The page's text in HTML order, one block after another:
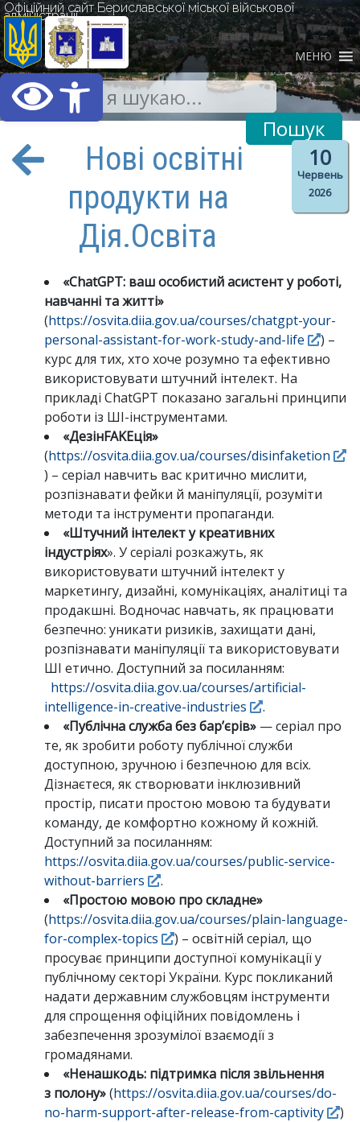
Відкрити Панель
Офіційний сайт Бериславської міської військової
адміністрації
МЕНЮ
10
Червень
2026
Нові освітні
продукти на
Дія.Освіта
«ChatGPT: ваш особистий асистент у роботі,
навчанні та житті»
(https://osvita.diia.gov.ua/courses/chatgpt-your-
personal-assistant-for-work-study-and-life
) –
курс для тих, хто хоче розумно та ефективно
використовувати штучний інтелект. На
прикладі ChatGPT показано загальні принципи
роботи із ШІ-інструментами.
«ДезінFAKEція»
(https://osvita.diia.gov.ua/courses/disinfaketion
) – серіал навчить вас критично мислити,
розпізнавати фейки й маніпуляції, розуміти
методи та інструменти пропаганди.
«Штучний інтелект у креативних
індустріях». У серіалі розкажуть, як
використовувати штучний інтелект у
маркетингу, дизайні, комунікаціях, аналітиці та
продакшні. Водночас навчать, як працювати
безпечно: уникати ризиків, захищати дані,
розпізнавати маніпуляції та використовувати
ШІ етично. Доступний за посиланням:
https://osvita.diia.gov.ua/courses/artificial-
intelligence-in-creative-industries
.
«Публічна служба без барʼєрів» — серіал про
те, як зробити роботу публічної служби
доступною, зручною і безпечною для всіх.
Дізнаєтеся, як створювати інклюзивний
простір, писати простою мовою та будувати
команду, де комфортно кожному й кожній.
Доступний за посиланням:
https://osvita.diia.gov.ua/courses/public-service-
without-barriers
.
«Простою мовою про складне»
(https://osvita.diia.gov.ua/courses/plain-language-
for-complex-topics
) – освітній серіал, що
просуває принципи доступної комунікації у
публічному секторі України. Курс покликаний
надати державним службовцям інструменти
для спрощення офіційних повідомлень і
забезпечення зрозумілої взаємодії з
громадянами.
«Ненашкодь: підтримка після звільнення
з полону»(https://osvita.diia.gov.ua/courses/do-
no-harm-support-after-release-from-captivity
)